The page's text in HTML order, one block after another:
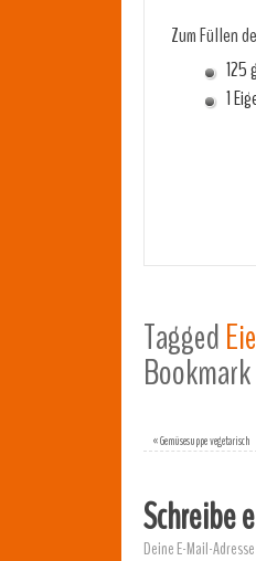
Zum Füllen
125
1
Tagged
«Gemüsesuppe vegetarisch
Schreibe
Deine E-Mail-